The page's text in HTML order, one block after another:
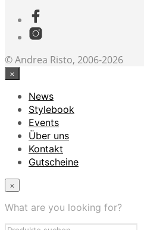
© Andrea Risto, 2006-2026
×
News
Stylebook
Events
Über uns
Kontakt
Gutscheine
×
What are you looking for?